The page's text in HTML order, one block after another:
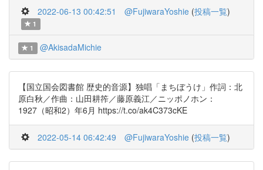
2022-06-13 00:42:51 @FujiwaraYoshie (投稿一覧)
1
1 @AkisadaMichie
【国立国会図書館 歴史的音源】独唱「まちぼうけ」作詞：北
原白秋／作曲：山田耕筰／藤原義江／ニッポノホン：
1927（昭和2）年6月 https://t.co/ak4C373cKE
2022-05-14 06:42:49 @FujiwaraYoshie (投稿一覧)